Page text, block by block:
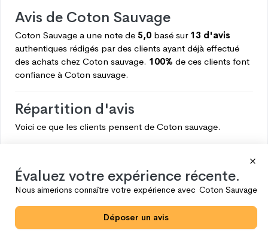
Avis de Coton Sauvage
Coton Sauvage a une note de 5,0 basé sur 13 d'avis
authentiques rédigés par des clients ayant déjà effectué
des achats chez Coton sauvage. 100% de ces clients font
confiance à Coton sauvage.
Répartition d'avis
Voici ce que les clients pensent de Coton sauvage.
3 0
2 0
Évaluez votre expérience récente.
Nous aimerions connaître votre expérience avec Coton Sauvage
Déposer un avis